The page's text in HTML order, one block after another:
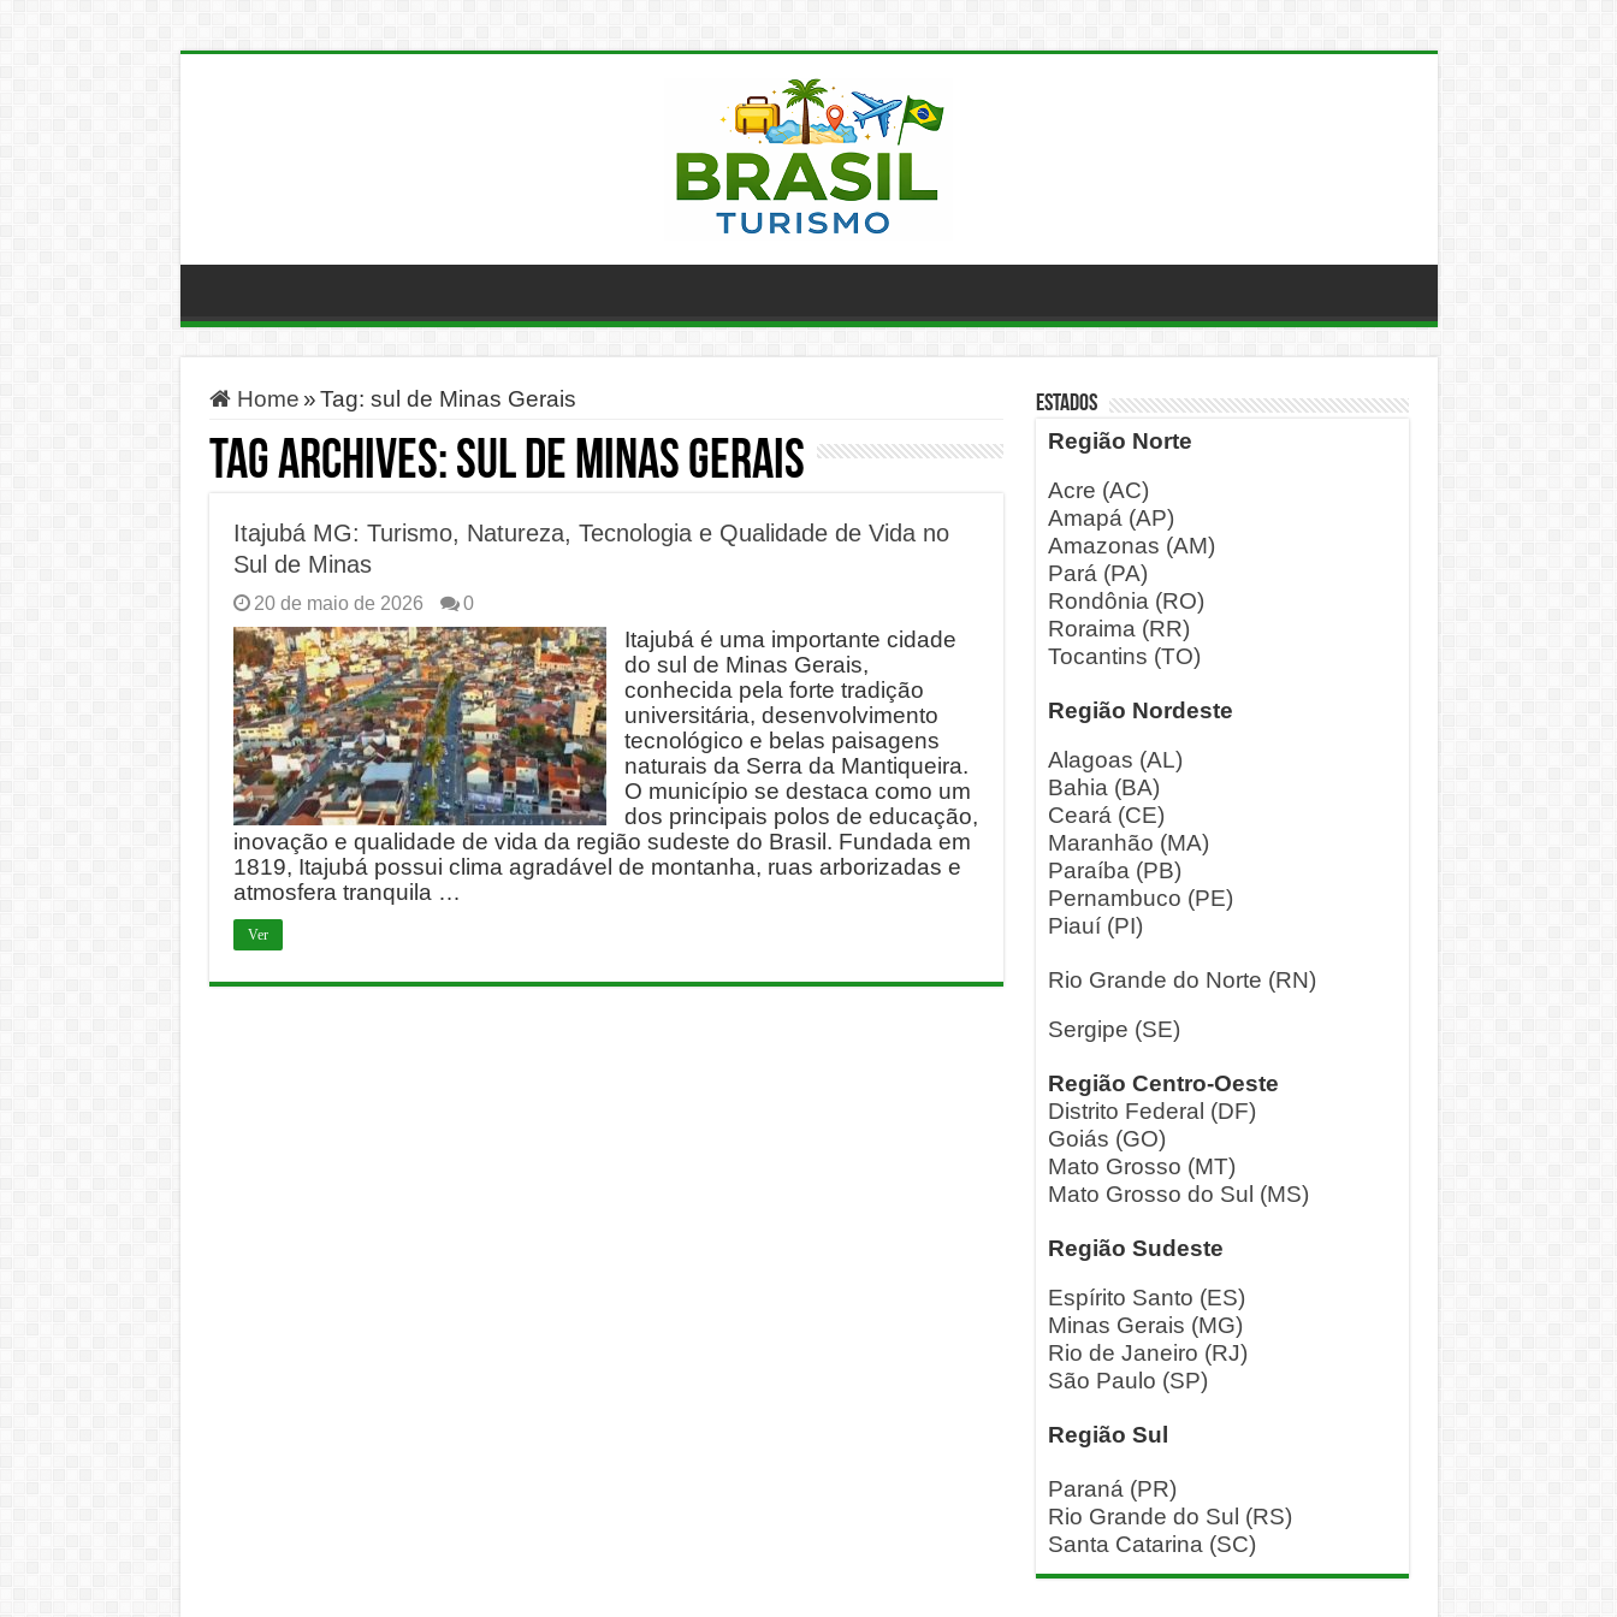
Home »Tag: sul de Minas Gerais
Tag Archives: sul de Minas Gerais
Itajubá MG: Turismo, Natureza, Tecnologia e Qualidade de Vida no
Sul de Minas
20 de maio de 2026 0
Itajubá é uma importante cidade
do sul de Minas Gerais,
conhecida pela forte tradição
universitária, desenvolvimento
tecnológico e belas paisagens
naturais da Serra da Mantiqueira.
O município se destaca como um
dos principais polos de educação,
inovação e qualidade de vida da região sudeste do Brasil. Fundada em
1819, Itajubá possui clima agradável de montanha, ruas arborizadas e
atmosfera tranquila …
Ver
ESTADOS
Região Norte
Acre (AC)
Amapá (AP)
Amazonas (AM)
Pará (PA)
Rondônia (RO)
Roraima (RR)
Tocantins (TO)
Região Nordeste
Alagoas (AL)
Bahia (BA)
Ceará (CE)
Maranhão (MA)
Paraíba (PB)
Pernambuco (PE)
Piauí (PI)
Rio Grande do Norte (RN)
Sergipe (SE)
Região Centro-Oeste
Distrito Federal (DF)
Goiás (GO)
Mato Grosso (MT)
Mato Grosso do Sul (MS)
Região Sudeste
Espírito Santo (ES)
Minas Gerais (MG)
Rio de Janeiro (RJ)
São Paulo (SP)
Região Sul
Paraná (PR)
Rio Grande do Sul (RS)
Santa Catarina (SC)